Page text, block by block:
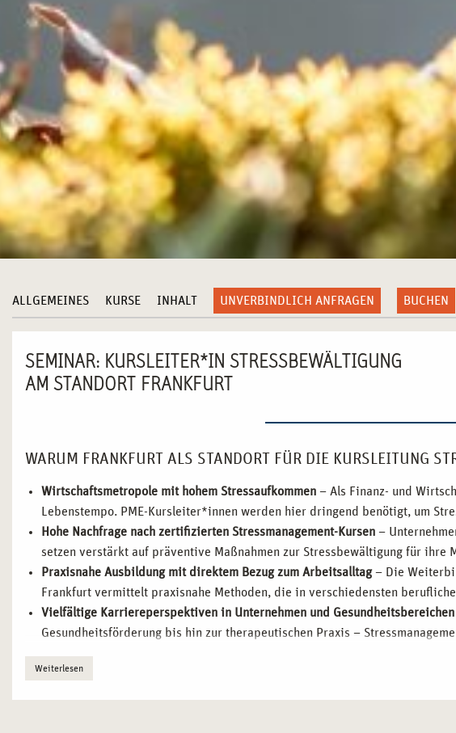
ALLGEMEINES KURSE INHALT UNVERBINDLICH ANFRAGEN BUCHEN
SEMINAR: KURSLEITER*IN STRESSBEWÄLTIGUNG
AM STANDORT FRANKFURT
WARUM FRANKFURT ALS STANDORT FÜR DIE KURSLEITUNG
Wirtschaftsmetropole mit hohem Stressaufkommen – Als Finanz- und
Lebenstempo. PME-Kursleiter*innen werden hier dringend benötigt, um
Hohe Nachfrage nach zertifizierten Stressmanagement-Kursen –
setzen verstärkt auf präventive Maßnahmen zur Stressbewältigung für ihre
Praxisnahe Ausbildung mit direktem Bezug zum Arbeitsalltag– Die
Frankfurt vermittelt praxisnahe Methoden, die in verschiedensten
Vielfältige Karriereperspektiven in Unternehmen und Gesundheitsbereichen
Gesundheitsförderung bis hin zur therapeutischen Praxis –
Bildungseinrichtungen und Beratungsstellen, die
Weiterlesen